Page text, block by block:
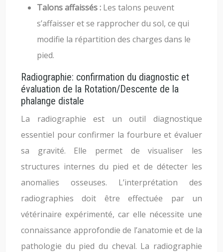
Talons affaissés : Les talons peuvent
s’affaisser et se rapprocher du sol, ce qui
modifie la répartition des charges dans le
pied.
Radiographie: confirmation du diagnostic et
évaluation de la Rotation/Descente de la
phalange distale
La radiographie est un outil diagnostique
essentiel pour confirmer la fourbure et évaluer
sa gravité. Elle permet de visualiser les
structures internes du pied et de détecter les
anomalies osseuses. L’interprétation des
radiographies doit être effectuée par un
vétérinaire expérimenté, car elle nécessite une
connaissance approfondie de l’anatomie et de la
pathologie du pied du cheval. La radiographie